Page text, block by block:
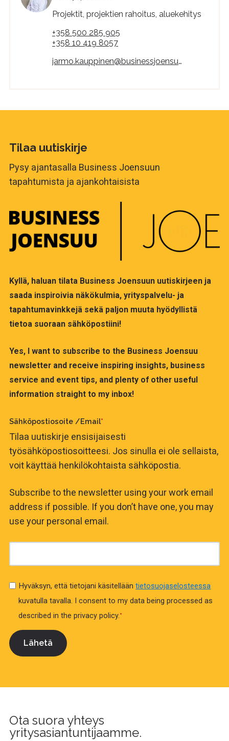
Projektit, projektien rahoitus, aluekehitys
+358 500 285 905
+358 10 419 8057
jarmo.kauppinen@businessjoensuu.fi
Tilaa uutiskirje
Pysy ajantasalla Business Joensuun
tapahtumista ja ajankohtaisista
Kyllä, haluan tilata Business Joensuun uutiskirjeen ja
saada inspiroivia näkökulmia, yrityspalvelu- ja
tapahtumavinkkejä sekä paljon muuta hyödyllistä
tietoa suoraan sähköpostiini!
Yes, I want to subscribe to the Business Joensuu
newsletter and receive inspiring insights, business
service and event tips, and plenty of other useful
information straight to my inbox!
Sähköpostiosoite /Email*
Tilaa uutiskirje ensisijaisesti
työsähköpostiosoitteesi. Jos sinulla ei ole sellaista,
voit käyttää henkilökohtaista sähköpostia.
Subscribe to the newsletter using your work email
address if possible. If you don’t have one, you may
use your personal email.
Hyväksyn, että tietojani käsitellääntietosuojaselosteessa
kuvatulla tavalla.
I consent to my data being processed as
described in the privacy policy.*
Ota suora yhteys
yritysasiantuntijaamme.